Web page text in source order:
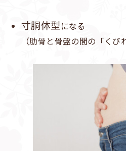
寸胴体型になる
（肋骨と骨盤の間の「くび